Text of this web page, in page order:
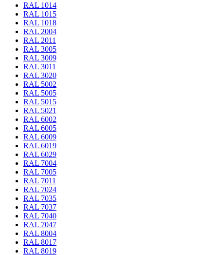
RAL 1014
RAL 1015
RAL 1018
RAL 2004
RAL 2011
RAL 3005
RAL 3009
RAL 3011
RAL 3020
RAL 5002
RAL 5005
RAL 5015
RAL 5021
RAL 6002
RAL 6005
RAL 6009
RAL 6019
RAL 6029
RAL 7004
RAL 7005
RAL 7011
RAL 7024
RAL 7035
RAL 7037
RAL 7040
RAL 7047
RAL 8004
RAL 8017
RAL 8019